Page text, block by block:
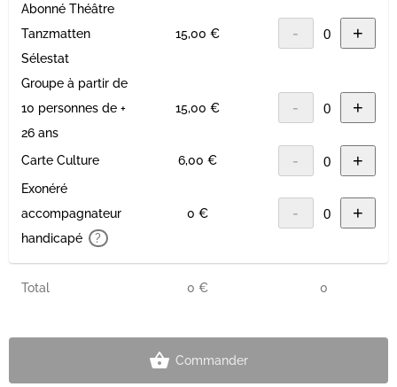
Abonné Théâtre
Tanzmatten
Sélestat
15,00 € - +
Groupe à partir de
10 personnes de +
26 ans
15,00 € - +
Carte Culture 6,00 € - +
Exonéré
accompagnateur
handicapé
?
0 € - +
Total 0 € 0
Commander